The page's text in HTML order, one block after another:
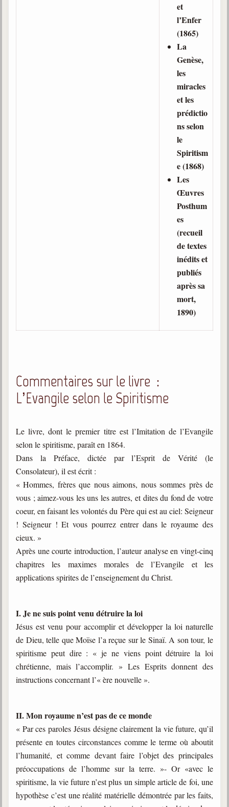
et
l’Enfer
(1865)
La
Genèse,
les
miracles
et les
prédictio
ns selon
le
Spiritism
e (1868)
Les
Œuvres
Posthum
es
(recueil
de textes
inédits et
publiés
après sa
mort,
1890)
Commentaires sur le livre :
L’Evangile selon le Spiritisme
Le livre, dont le premier titre est l’Imitation de l’Evangile
selon le spiritisme, paraît en 1864.
Dans la Préface, dictée par l’Esprit de Vérité (le
Consolateur), il est écrit :
« Hommes, frères que nous aimons, nous sommes près de
vous ; aimez-vous les uns les autres, et dites du fond de votre
coeur, en faisant les volontés du Père qui est au ciel: Seigneur
! Seigneur ! Et vous pourrez entrer dans le royaume des
cieux. »
Après une courte introduction, l’auteur analyse en vingt-cinq
chapitres les maximes morales de l’Evangile et les
applications spirites de l’enseignement du Christ.
I. Je ne suis point venu détruire la loi
Jésus est venu pour accomplir et développer la loi naturelle
de Dieu, telle que Moïse l’a reçue sur le Sinaï. A son tour, le
spiritisme peut dire : « je ne viens point détruire la loi
chrétienne, mais l’accomplir. » Les Esprits donnent des
instructions concernant l’« ère nouvelle ».
II. Mon royaume n’est pas de ce monde
« Par ces paroles Jésus désigne clairement la vie future, qu’il
présente en toutes circonstances comme le terme où aboutit
l’humanité, et comme devant faire l’objet des principales
préoccupations de l’homme sur la terre. »- Or «avec le
spiritisme, la vie future n’est plus un simple article de foi, une
hypothèse c’est une réalité matérielle démontrée par les faits,